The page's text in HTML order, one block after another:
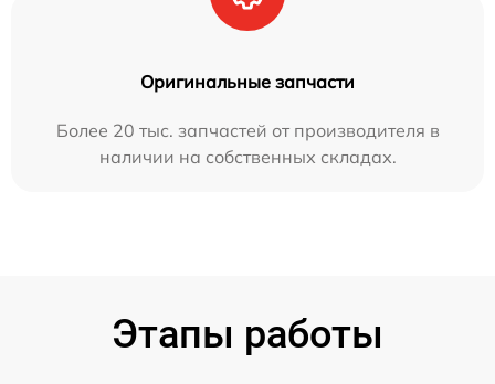
Оригинальные запчасти
Более 20 тыс. запчастей от производителя в
наличии на собственных складах.
Этапы работы